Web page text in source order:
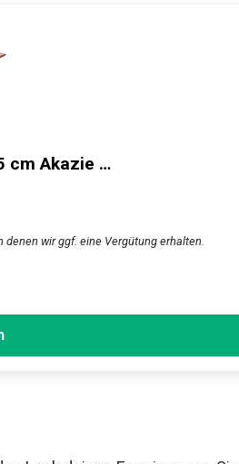
cm Akazie …
denen wir ggf. eine Vergütung erhalten.